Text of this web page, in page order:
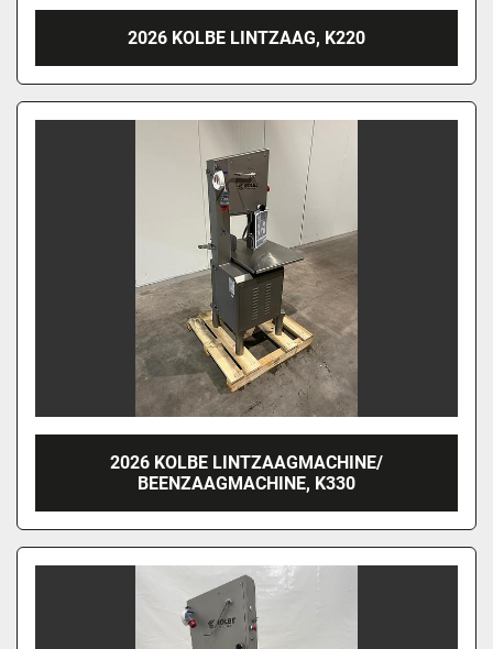
2026 KOLBE LINTZAAG, K220
2026 KOLBE LINTZAAGMACHINE/
BEENZAAGMACHINE, K330